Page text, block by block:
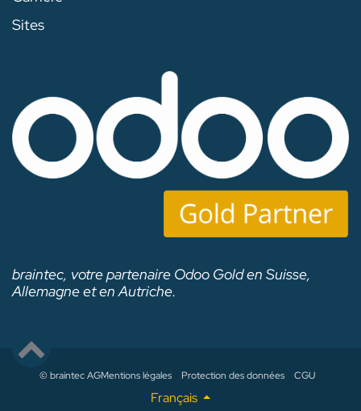
Sites
braintec, votre partenaire Odoo Gold en Suisse,
Allemagne et en Autriche.
© braintec AGMentions légales Protection des données CGU
Français